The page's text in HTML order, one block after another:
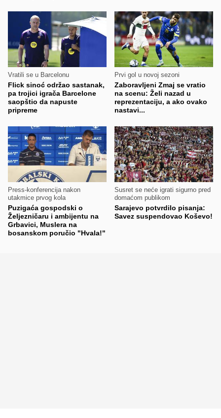
Vratili se u Barcelonu
Flick sinoć održao sastanak,
pa trojici igrača Barcelone
saopštio da napuste
pripreme
Prvi gol u novoj sezoni
Zaboravljeni Zmaj se vratio
na scenu: Želi nazad u
reprezentaciju, a ako ovako
nastavi...
Press-konferencija nakon
utakmice prvog kola
Puzigaća gospodski o
Željezničaru i ambijentu na
Grbavici, Muslera na
bosanskom poručio "Hvala!"
Susret se neće igrati sigurno pred
domaćom publikom
Sarajevo potvrdilo pisanja:
Savez suspendovao Koševo!